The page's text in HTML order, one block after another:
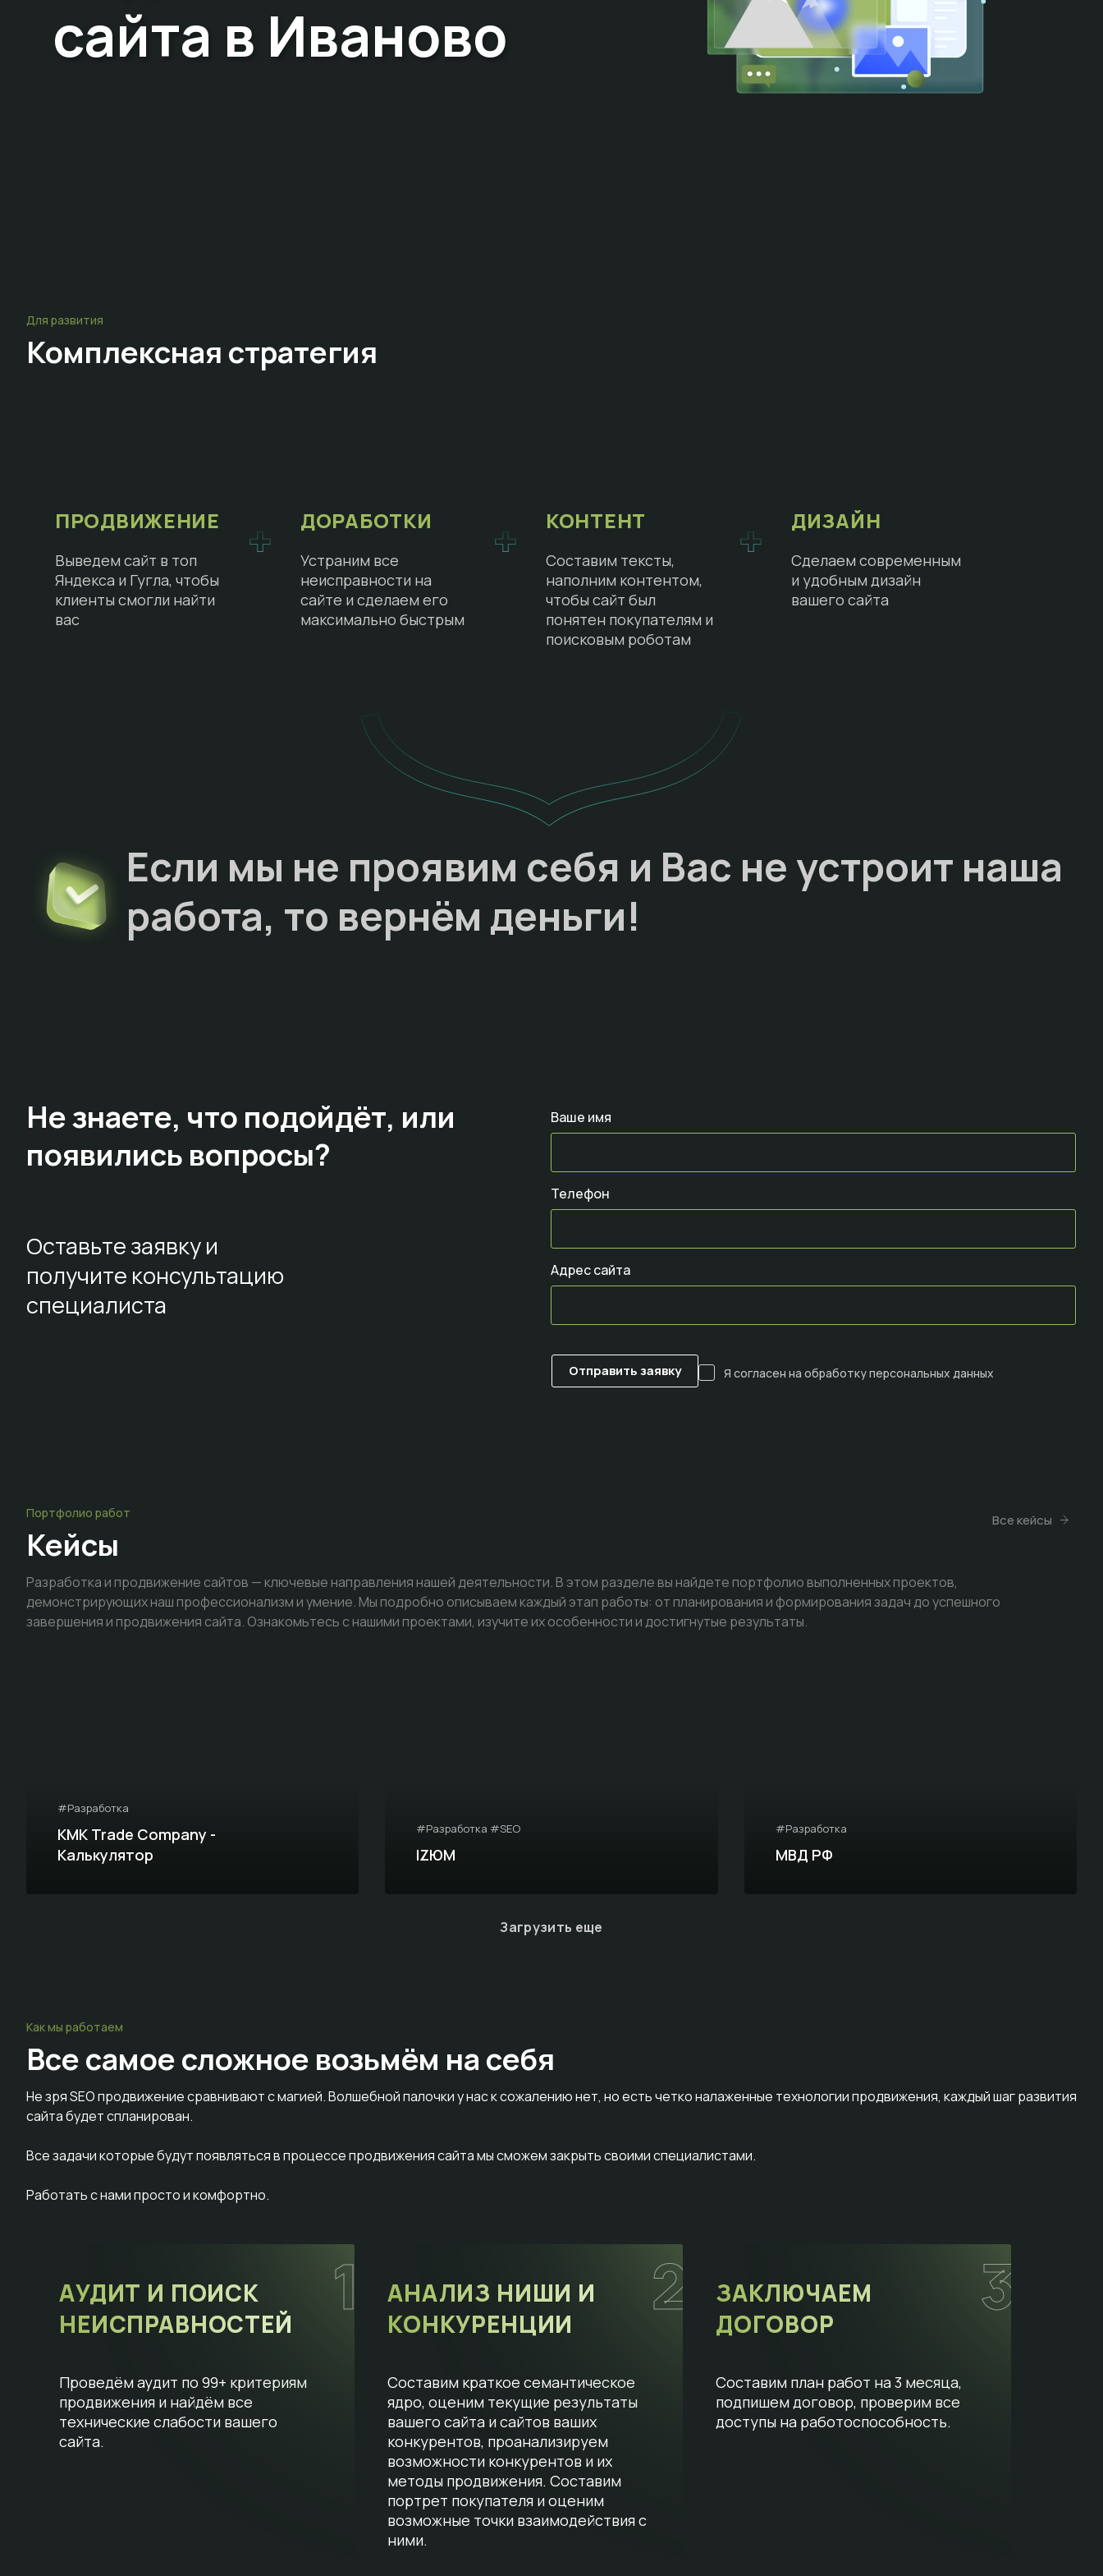
сайта в Иваново
Для развития
Комплексная стратегия
ПРОДВИЖЕНИЕ
Выведем сайт в топ
Яндекса и Гугла, чтобы
клиенты смогли найти
вас
ДОРАБОТКИ
Устраним все
неисправности на
сайте и сделаем его
максимально быстрым
КОНТЕНТ
Составим тексты,
наполним контентом,
чтобы сайт был
понятен покупателям и
поисковым роботам
ДИЗАЙН
Сделаем современным
и удобным дизайн
вашего сайта
Если мы не проявим себя и Вас не устроит наша
работа, то вернём деньги!
Оставьте заявку и
получите консультацию
специалиста
Не знаете, что подойдёт, или
появились вопросы?
Ваше имя
Телефон
Адрес сайта
Я согласен на обработку персональных данных
Портфолио работ
Кейсы
Все кейсы
Разработка и продвижение сайтов — ключевые направления нашей деятельности. В этом разделе вы найдете портфолио выполненных проектов,
демонстрирующих наш профессионализм и умение. Мы подробно описываем каждый этап работы: от планирования и формирования задач до успешного
завершения и продвижения сайта. Ознакомьтесь с нашими проектами, изучите их особенности и достигнутые результаты.
#Разработка
KMK Trade Company -
Калькулятор
#Разработка #SEO
IZЮМ
#Разработка
МВД РФ
Загрузить еще
Как мы работаем
Все самое сложное возьмём на себя
Не зря SEO продвижение сравнивают с магией. Волшебной палочки у нас к сожалению нет, но есть четко налаженные технологии продвижения, каждый шаг развития
сайта будет спланирован.
Все задачи которые будут появляться в процессе продвижения сайта мы сможем закрыть своими специалистами.
Работать с нами просто и комфортно.
1
АУДИТ И ПОИСК
НЕИСПРАВНОСТЕЙ
Проведём аудит по 99+ критериям
продвижения и найдём все
технические слабости вашего
сайта.
2
АНАЛИЗ НИШИ И
КОНКУРЕНЦИИ
Составим краткое семантическое
ядро, оценим текущие результаты
вашего сайта и сайтов ваших
конкурентов, проанализируем
возможности конкурентов и их
методы продвижения. Составим
портрет покупателя и оценим
возможные точки взаимодействия с
ними.
3
ЗАКЛЮЧАЕМ
ДОГОВОР
Составим план работ на 3 месяца,
подпишем договор, проверим все
доступы на работоспособность.